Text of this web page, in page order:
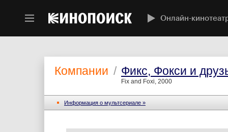
Онлайн-
Компании / Фикс, Фокси и
Fix and Foxi, 2000
Информация o мультсериале »